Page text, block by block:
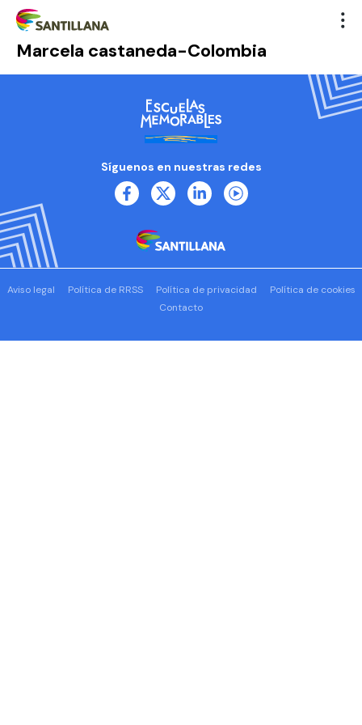
Marcela castaneda-Colombia
Síguenos en nuestras redes
Aviso legal Política de RRSS Política de privacidad
Política de cookies
Contacto